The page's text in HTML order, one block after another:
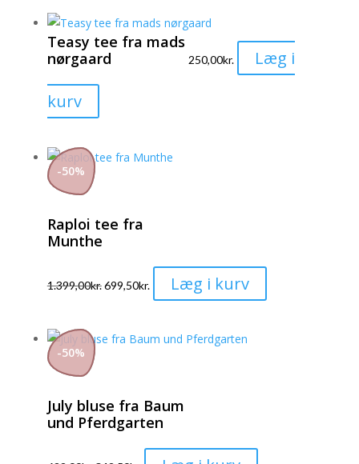
flere
varianter.
Mulighederne
kan
varesiden
Teasy tee fra mads
nørgaard
250,00kr.
Læg i
kurv
vare
flere
kan
vælges
varesiden
-50%
Raploi tee fra
Munthe
1.399,00kr.699,50kr. Læg i kurv
vare
-50%
July bluse fra Baum
und Pferdgarten